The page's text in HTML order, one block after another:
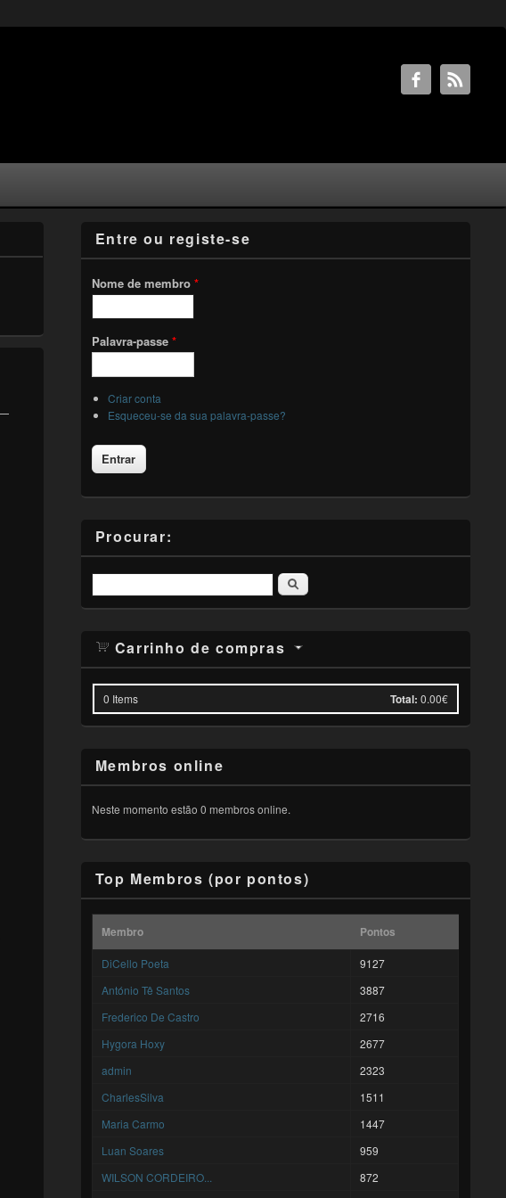
Entre ou registe-se
Nome de membro *
Palavra-passe *
Criar conta
Esqueceu-se da sua palavra-passe?
Procurar:
Pesquisar
Carrinho de compras
0 Items Total: 0.00€
Membros online
Neste momento estão 0 membros online.
Top Membros (por pontos)
Membro Pontos
DiCello Poeta
9127
António Tê Santos
3887
Frederico De Castro
2716
Hygora Hoxy
2677
admin
2323
CharlesSilva
1511
Maria Carmo
1447
Luan Soares
959
WILSON CORDEIRO...
872